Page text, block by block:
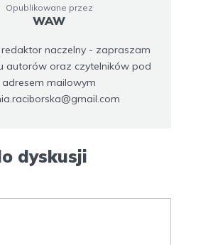
Opublikowane przez
WAW
naczelny - zapraszam
autorów oraz czytelników pod
adresem mailowym
dyskusji